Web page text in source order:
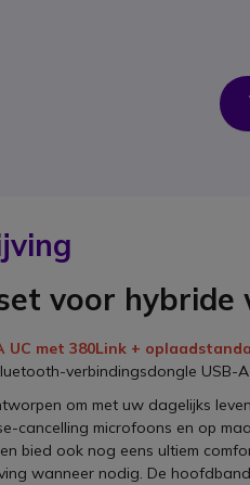
voor
UC met 380Link +
verbindingsdongle USB-
om met uw dagelijks
cancelling microfoons en op
bied ook nog eens ultiem
wanneer nodig. De